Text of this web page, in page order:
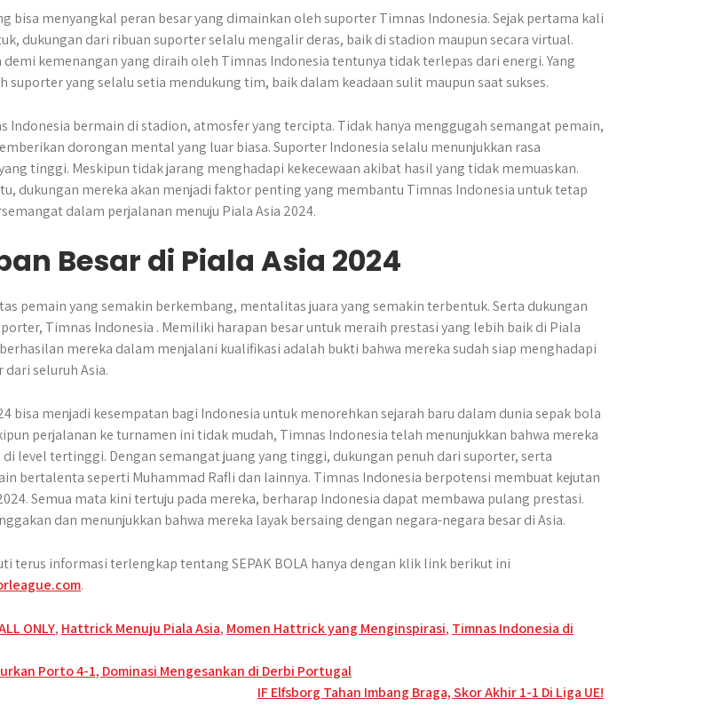
bisa menyangkal peran besar yang dimainkan oleh suporter Timnas Indonesia. Sejak pertama kali
dukungan dari ribuan suporter selalu mengalir deras, baik di stadion maupun secara virtual.
demi kemenangan yang diraih oleh Timnas Indonesia tentunya tidak terlepas dari energi. Yang
suporter yang selalu setia mendukung tim, baik dalam keadaan sulit maupun saat sukses.
Indonesia bermain di stadion, atmosfer yang tercipta. Tidak hanya menggugah semangat pemain,
dorongan mental yang luar biasa. Suporter Indonesia selalu menunjukkan rasa
tinggi. Meskipun tidak jarang menghadapi kekecewaan akibat hasil yang tidak memuaskan.
dukungan mereka akan menjadi faktor penting yang membantu Timnas Indonesia untuk tetap
dalam perjalanan menuju Piala Asia 2024.
Besar di Piala Asia 2024
pemain yang semakin berkembang, mentalitas juara yang semakin terbentuk. Serta dukungan
Timnas Indonesia . Memiliki harapan besar untuk meraih prestasi yang lebih baik di Piala
mereka dalam menjalani kualifikasi adalah bukti bahwa mereka sudah siap menghadapi
seluruh Asia.
bisa menjadi kesempatan bagi Indonesia untuk menorehkan sejarah baru dalam dunia sepak bola
perjalanan ke turnamen ini tidak mudah, Timnas Indonesia telah menunjukkan bahwa mereka
level tertinggi. Dengan semangat juang yang tinggi, dukungan penuh dari suporter, serta
bertalenta seperti Muhammad Rafli dan lainnya. Timnas Indonesia berpotensi membuat kejutan
Semua mata kini tertuju pada mereka, berharap Indonesia dapat membawa pulang prestasi.
dan menunjukkan bahwa mereka layak bersaing dengan negara-negara besar di Asia.
terus informasi terlengkap tentang SEPAK BOLA hanya dengan klik link berikut ini
.
ONLY, Hattrick Menuju Piala Asia, Momen Hattrick yang Menginspirasi, Timnas Indonesia di
Porto 4-1, Dominasi Mengesankan di Derbi Portugal
IF Elfsborg Tahan Imbang Braga, Skor Akhir 1-1 Di Liga UE!